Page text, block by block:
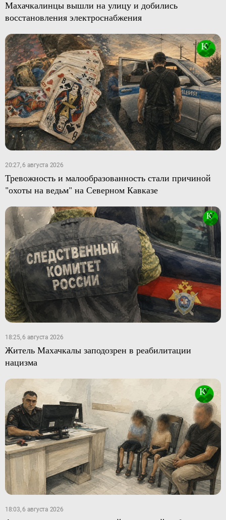
Махачкалинцы вышли на улицу и добились
восстановления электроснабжения
20:27, 6 августа 2026
Тревожность и малообразованность стали причиной
"охоты на ведьм" на Северном Кавказе
18:25, 6 августа 2026
Житель Махачкалы заподозрен в реабилитации
нацизма
18:03, 6 августа 2026